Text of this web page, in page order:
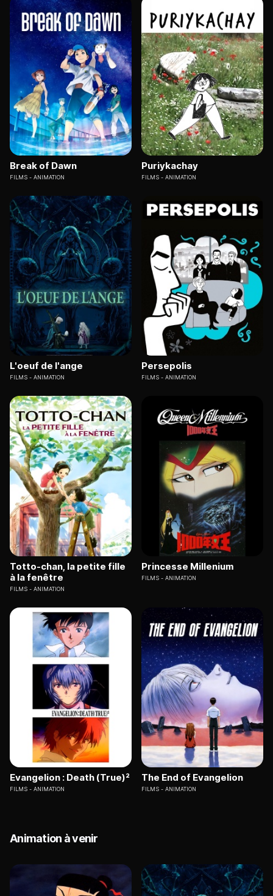
Break of Dawn
FILMS ANIMATION
Puriykachay
FILMS ANIMATION
L'oeuf de l'ange
FILMS ANIMATION
Persepolis
FILMS ANIMATION
Totto-chan, la petite fille
à la fenêtre
FILMS ANIMATION
Princesse Millenium
FILMS ANIMATION
Evangelion : Death (True)²
FILMS ANIMATION
The End of Evangelion
FILMS ANIMATION
Animation à venir